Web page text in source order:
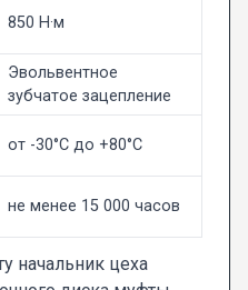
850 Н·м
Эвольвентное
зубчатое зацепление
от -30°C до +80°C
не менее 15 000 часов
начальник цеха